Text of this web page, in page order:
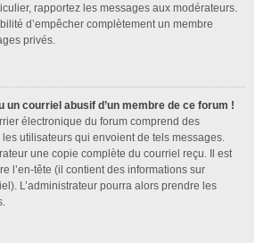
rapportez les messages aux modérateurs.
d’empêcher complètement un membre
privés.
un courriel abusif d’un membre de ce forum !
électronique du forum comprend des
utilisateurs qui envoient de tels messages.
une copie complète du courriel reçu. Il est
l’en-tête (il contient des informations sur
L’administrateur pourra alors prendre les